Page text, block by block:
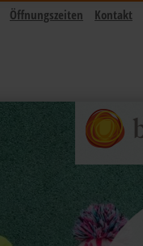
Öffnungszeiten Kontakt